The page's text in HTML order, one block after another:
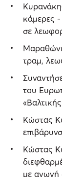
κάμερες
σε
τραμ,
του
Κώστας
Κώστας
με αγωγή